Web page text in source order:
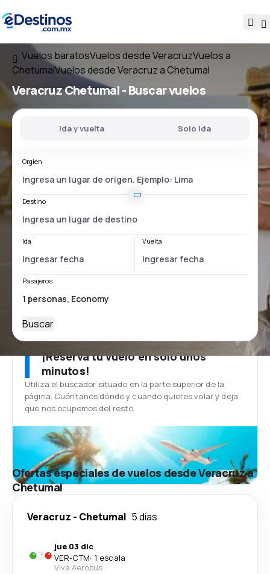
Vuelos baratosVuelos desde VeracruzVuelos a
ChetumalVuelos desde Veracruz a Chetumal
Veracruz Chetumal- Buscar vuelos
Ida y vuelta Solo ida
Orgien
Destino
Ida Vuelta
Pasajeros
Buscar
¡Reserva tu vuelo en solo unos
minutos!
Utiliza el buscador situado en la parte superior de la
página. Cuéntanos dónde y cuándo quieres volar y deja
que nos ocupemos del resto.
Ofertas especiales de vuelos desde Veracruz a
Chetumal
Veracruz - Chetumal 5 días
jue 03 dic
VER-CTM· 1 escala
Viva Aerobus